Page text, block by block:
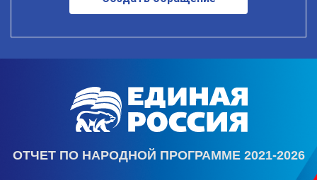
ОТЧЕТ ПО НАРОДНОЙ ПРОГРАММЕ 2021-2026